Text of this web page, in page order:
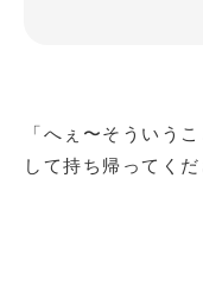
「へぇ〜そういう
して持ち帰ってくだ